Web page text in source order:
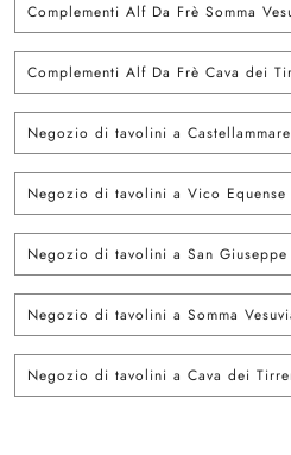
Complementi Alf Da Frè Somma
Complementi Alf Da Frè Cava dei
Negozio di tavolini a
Negozio di tavolini a Vico Equense
Negozio di tavolini a San Giuseppe
Negozio di tavolini a Somma
Negozio di tavolini a Cava dei